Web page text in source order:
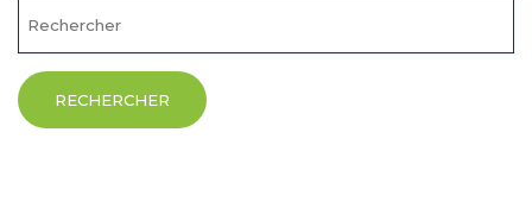
RECHERCHER